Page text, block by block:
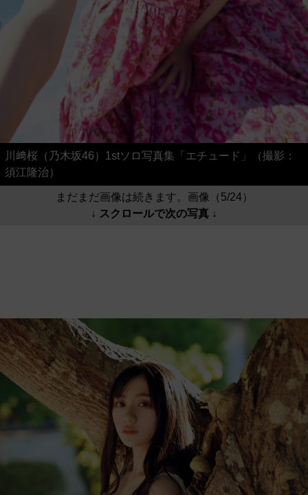
川﨑桜（乃木坂46）1stソロ写真集「エチュード」（撮影：
須江隆治）
まだまだ画像は続きます。画像（5/24）
↓ スクロールで次の写真 ↓